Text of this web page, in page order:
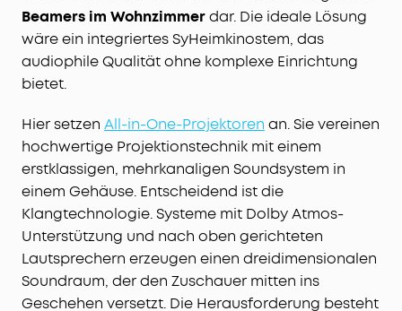
Beamers im Wohnzimmerdar. Die ideale Lösung
wäre ein integriertes SyHeimkinostem, das
audiophile Qualität ohne komplexe Einrichtung
bietet.
Hier setzen All-in-One-Projektoren an. Sie vereinen
hochwertige Projektionstechnik mit einem
erstklassigen, mehrkanaligen Soundsystem in
einem Gehäuse. Entscheidend ist die
Klangtechnologie. Systeme mit Dolby Atmos-
Unterstützung und nach oben gerichteten
Lautsprechern erzeugen einen dreidimensionalen
Soundraum, der den Zuschauer mitten ins
Geschehen versetzt. Die Herausforderung besteht